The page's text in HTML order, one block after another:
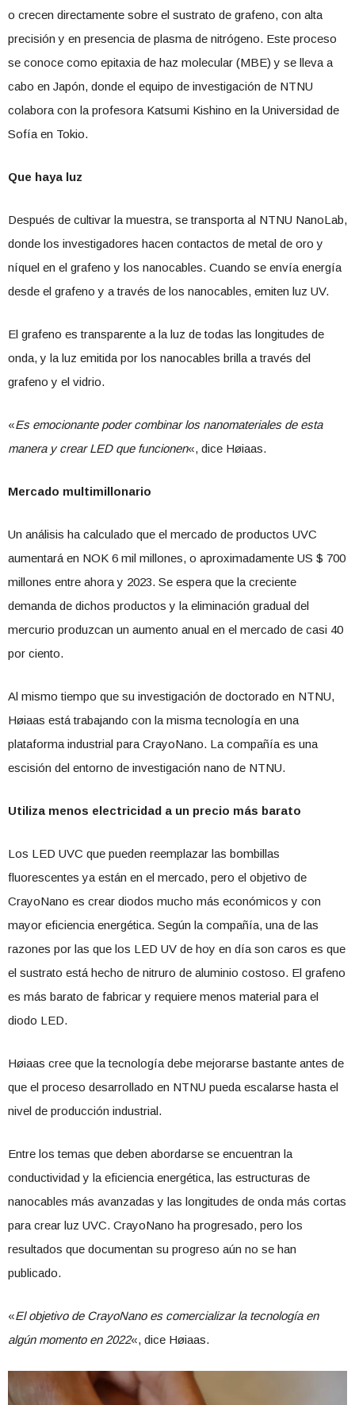
o crecen directamente sobre el sustrato de grafeno, con alta
precisión y en presencia de plasma de nitrógeno. Este proceso
se conoce como epitaxia de haz molecular (MBE) y se lleva a
cabo en Japón, donde el equipo de investigación de NTNU
colabora con la profesora Katsumi Kishino en la Universidad de
Sofía en Tokio.
Que haya luz
Después de cultivar la muestra, se transporta al NTNU NanoLab,
donde los investigadores hacen contactos de metal de oro y
níquel en el grafeno y los nanocables. Cuando se envía energía
desde el grafeno y a través de los nanocables, emiten luz UV.
El grafeno es transparente a la luz de todas las longitudes de
onda, y la luz emitida por los nanocables brilla a través del
grafeno y el vidrio.
«Es emocionante poder combinar los nanomateriales de esta
manera y crear LED que funcionen«, dice Høiaas.
Mercado multimillonario
Un análisis ha calculado que el mercado de productos UVC
aumentará en NOK 6 mil millones, o aproximadamente US $ 700
millones entre ahora y 2023. Se espera que la creciente
demanda de dichos productos y la eliminación gradual del
mercurio produzcan un aumento anual en el mercado de casi 40
por ciento.
Al mismo tiempo que su investigación de doctorado en NTNU,
Høiaas está trabajando con la misma tecnología en una
plataforma industrial para CrayoNano. La compañía es una
escisión del entorno de investigación nano de NTNU.
Utiliza menos electricidad a un precio más barato
Los LED UVC que pueden reemplazar las bombillas
fluorescentes ya están en el mercado, pero el objetivo de
CrayoNano es crear diodos mucho más económicos y con
mayor eficiencia energética. Según la compañía, una de las
razones por las que los LED UV de hoy en día son caros es que
el sustrato está hecho de nitruro de aluminio costoso. El grafeno
es más barato de fabricar y requiere menos material para el
diodo LED.
Høiaas cree que la tecnología debe mejorarse bastante antes de
que el proceso desarrollado en NTNU pueda escalarse hasta el
nivel de producción industrial.
Entre los temas que deben abordarse se encuentran la
conductividad y la eficiencia energética, las estructuras de
nanocables más avanzadas y las longitudes de onda más cortas
para crear luz UVC. CrayoNano ha progresado, pero los
resultados que documentan su progreso aún no se han
publicado.
«El objetivo de CrayoNano es comercializar la tecnología en
algún momento en 2022«, dice Høiaas.